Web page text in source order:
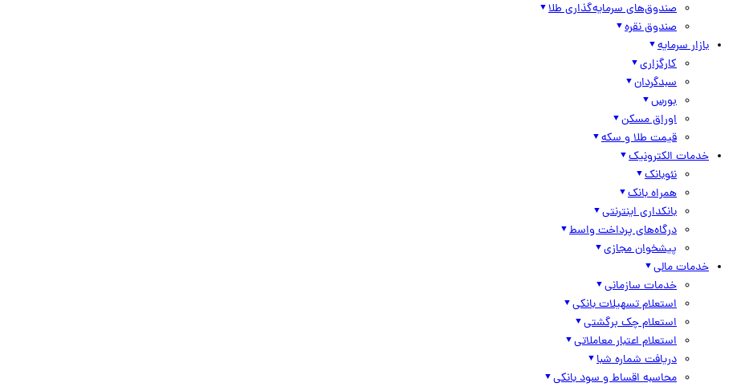
صندوق‌های سرمایه‌گذاری طلا
صندوق نقره
بازار سرمایه
کارگزاری
سبدگردان
بورس
اوراق مسکن
قیمت طلا و سکه
خدمات الکترونیک
نئوبانک
همراه بانک
بانکداری اینترنتی
درگاه‌های پرداخت واسط
پیشخوان مجازی
خدمات مالی
خدمات سازمانی
استعلام تسهیلات بانکی
استعلام چک برگشتی
استعلام اعتبار معاملاتی
دریافت شماره شبا
محاسبه اقساط و سود بانکی